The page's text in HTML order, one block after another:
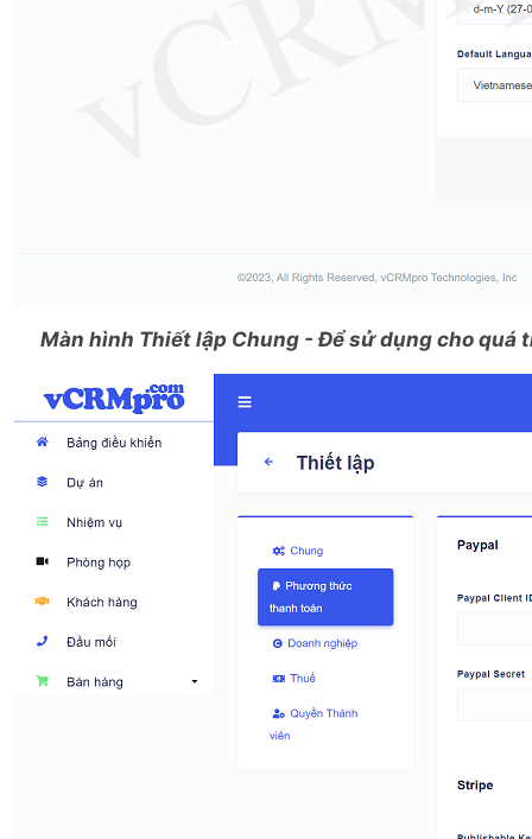
Màn hình Thiết lập Chung - Để sử dụng cho quá